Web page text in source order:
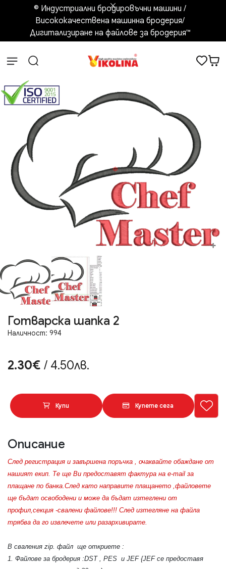
© Индустриални бродировъчни машини /
Висококачествена машинна бродерия/
Дигитализиране на файлове за бродерия™️
Готварска шапка 2
Наличност: 994
2.30€ / 4.50лв.
Купи Купете сега
Описание
След регистрация и завършена поръчка , очаквайте обаждане от
нашият екип. Те ще Ви предоставят фактура на e-mail за
плащане по банка.След като направите плащането ,файловете
ще бъдат освободени и може да бъдат изтеглени от
профил,секция -свалени файлове!!! След изтегляне на файла
трябва да го извлечете или разархивирате.
В сваления zip. файл ще откриете :
1. Файлове за бродерия :DST , PES и JEF {JEF се предоставя